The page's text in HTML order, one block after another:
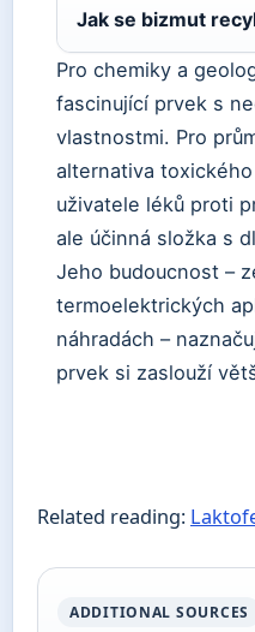
Jak se bizmut
Pro chemiky a
fascinující prvek s
vlastnostmi. Pro
alternativa
uživatele léků proti
ale účinná složka s
Jeho budoucnost –
termoelektrických
náhradách –
prvek si zaslouží
Related reading:
ADDITIONAL SOURCES